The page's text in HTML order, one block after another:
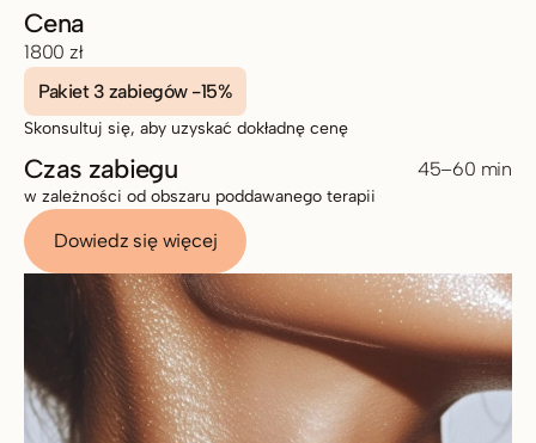
Cena
1800 zł
Pakiet 3 zabiegów -15%
Skonsultuj się, aby uzyskać dokładnę cenę
Czas zabiegu 45–60 min
w zależności od obszaru poddawanego terapii
Dowiedz się więcej